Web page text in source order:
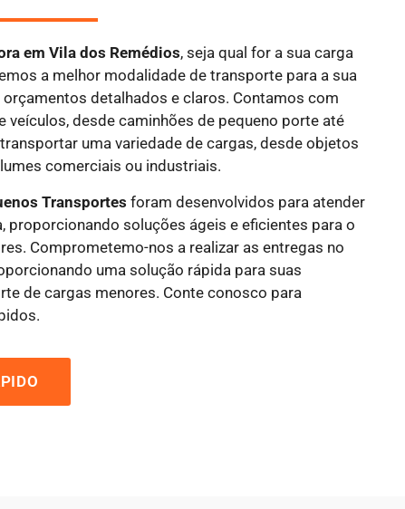
emVila dos Remédios, seja qual for a sua carga
a melhor modalidade de transporte para a sua
detalhados e claros. Contamos com
veículos, desde caminhões de pequeno porte até
uma variedade de cargas, desde objetos
comerciais ou industriais.
Transportesforam desenvolvidos para atender
proporcionando soluções ágeis e eficientes para o
Comprometemo-nos a realizar as entregas no
uma solução rápida para suas
de cargas menores. Conte conosco para